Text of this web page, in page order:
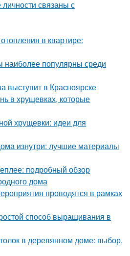
личности связаны с
в квартире:
наиболее популярны среди
выступит в Красноярске
в хрущевках, которые
хрущевки: идеи для
изнутри: лучшие материалы
подробный обзор
дома
проводятся в рамках
способ выращивания в
в деревянном доме: выбор,